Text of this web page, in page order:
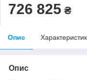
726 825 ₴
Опис
Опис